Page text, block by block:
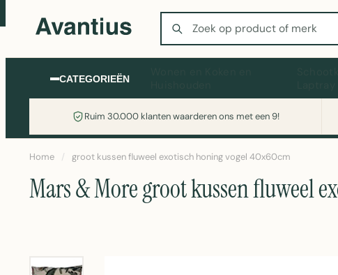
Zoeken
CATEGORIEËN
Ruim 30.000 klanten waarderen ons met een 9!
Home / groot kussen fluweel exotisch honing vogel 40x60cm
Mars & More groot kussen fluweel